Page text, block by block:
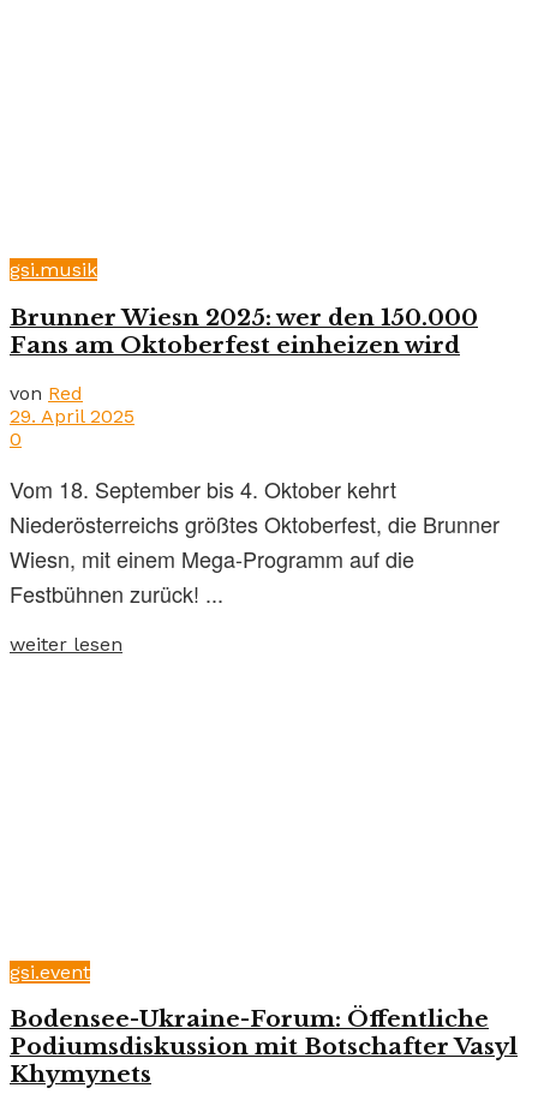
gsi.musik
Brunner Wiesn 2025: wer den 150.000
Fans am Oktoberfest einheizen wird
von Red
29. April 2025
0
Vom 18. September bis 4. Oktober kehrt
Niederösterreichs größtes Oktoberfest, die Brunner
Wiesn, mit einem Mega-Programm auf die
Festbühnen zurück! ...
weiter lesen
gsi.event
Bodensee-Ukraine-Forum: Öffentliche
Podiumsdiskussion mit Botschafter Vasyl
Khymynets